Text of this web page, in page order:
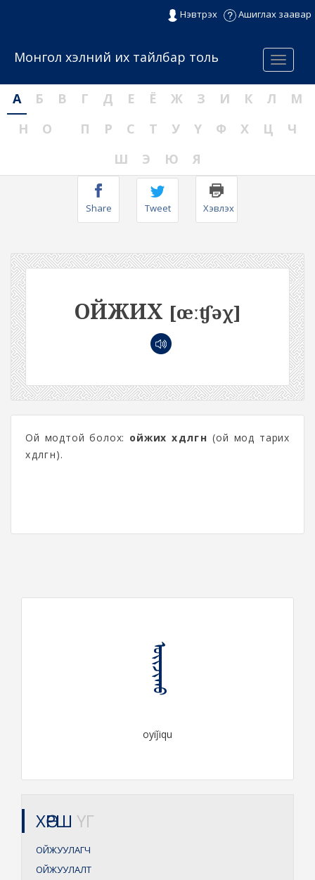
Нэвтрэх Ашиглах заавар
Menu
Монгол хэлний их тайлбар толь
А Б В Г Д Е Ё Ж З И К Л
М
Н
О П Р С Т У Ү Ф Х Ц
Ч
Ш
Э Ю Я
Share Tweet Хэвлэх
ОЙЖИХ [œːʧəχ]
Ой модтой болох: ойжих хөдөлгөөн (ой мод тарих
хөдөлгөөн).
ᠣᠶᠢᠵᠢᠬᠤ
oyiǰiqu
ХӨРШ ҮГ
ОЙЖУУЛАГЧ
ОЙЖУУЛАЛТ